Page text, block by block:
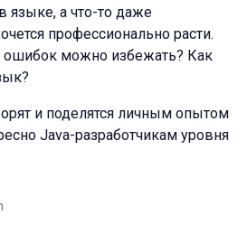
языке, а что-то даже
профессионально расти.
ошибок можно избежать? Как
и поделятся личным опытом
Java-разработчикам уровня